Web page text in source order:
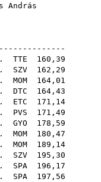
András
. TTE 160,39
. SZV 162,29
. MOM 164,01
. DTC 164,43
. ETC 171,14
. PVS 171,49
. GYO 178,59
. MOM 180,47
. MOM 189,14
. SZV 195,30
. SPA 196,17
. SPA 197,56